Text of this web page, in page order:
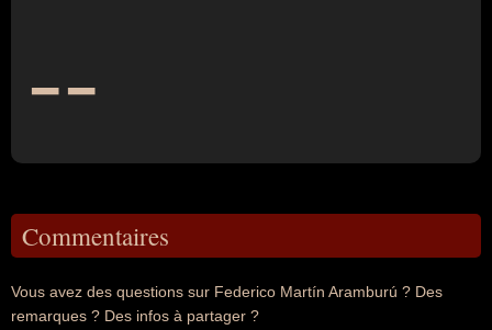
--
Commentaires
Vous avez des questions sur Federico Martín Aramburú ? Des
remarques ? Des infos à partager ?